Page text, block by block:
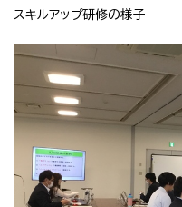
スキルアップ研修の様子